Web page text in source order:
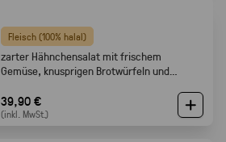
Fleisch (100% halal)
zarter Hähnchensalat mit frischem
Gemüse, knusprigen Brotwürfeln und
39,90 €
(inkl. MwSt.)